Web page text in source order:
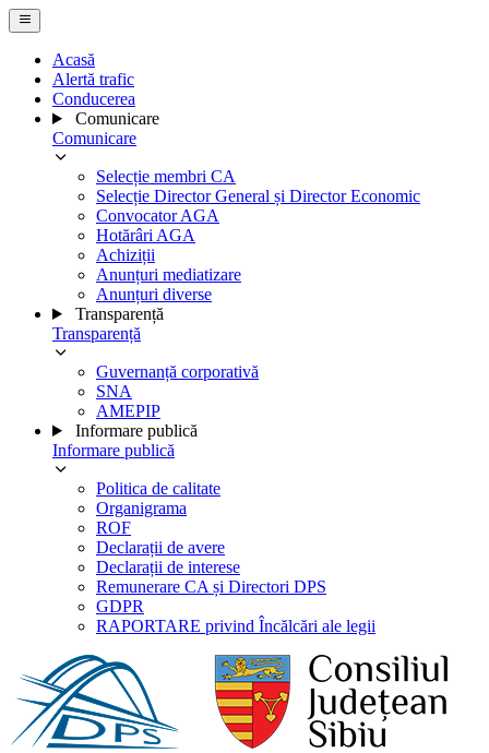
Acasă
Alertă trafic
Conducerea
Comunicare
Comunicare
Selecție membri CA
Selecție Director General și Director Economic
Convocator AGA
Hotărâri AGA
Achiziții
Anunțuri mediatizare
Anunțuri diverse
Transparență
Transparență
Guvernanță corporativă
SNA
AMEPIP
Informare publică
Informare publică
Politica de calitate
Organigrama
ROF
Declarații de avere
Declarații de interese
Remunerare CA și Directori DPS
GDPR
RAPORTARE privind Încălcări ale legii